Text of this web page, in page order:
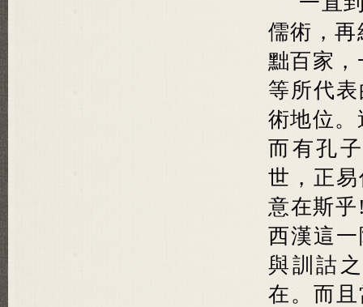
儒術，再
黜百家，
等所代
術地位。
而有孔
世，正
意在斯
西漢這
與訓詁
在。而